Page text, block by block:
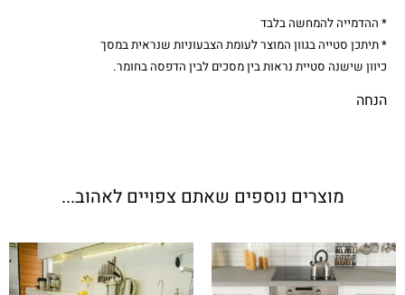
* ההדמייה להמחשה בלבד
* תיתכן סטייה בגוון המוצר לעומת הצבעוניות שנראית במסך
כיוון שישנה סטיית נראות בין מסכים לבין הדפסה בחומר.
הנחה
מוצרים נוספים שאתם צפויים לאהוב...